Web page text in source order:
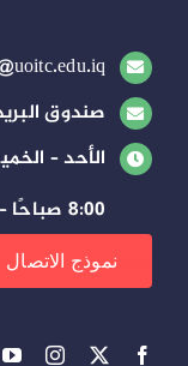
صندوق البريد:
الأحد –
8:00 صباحًا – 3:00 مساءً
نموذج الاتصال